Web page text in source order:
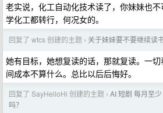
老实说，化工自动化技术读了，你妹妹也
学化工都转行，何况女的。
回复了 wtcs 创建的主题 › 关于妹妹要不要继续读
她有目标，她想复读的话，那就复读。一
间成本不算什么。总比以后后悔好。
回复了 SayHelloHi 创建的主题 › AI 短剧 每月至
吗？